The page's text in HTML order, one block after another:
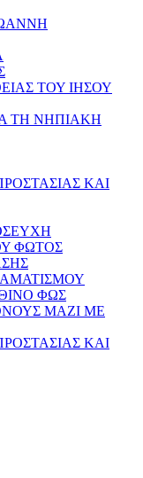
ΤΟΥ ΙΗΣΟΥ
ΤΗ ΝΗΠΙΑΚΗ
ΚΑΙ
ΦΩΤΟΣ
ΦΩΣ
ΜΑΖΙ ΜΕ
ΚΑΙ